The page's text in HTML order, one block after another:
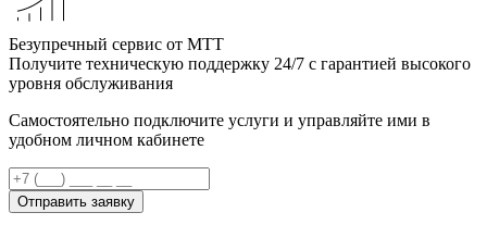
Безупречный сервис от МТТ
Получите техническую поддержку 24/7 с гарантией высокого
уровня обслуживания
Самостоятельно подключите услуги и управляйте ими в
удобном личном кабинете
Отправить заявку